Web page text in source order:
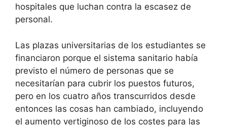
hospitales que luchan contra la escasez de
personal.
Las plazas universitarias de los estudiantes se
financiaron porque el sistema sanitario había
previsto el número de personas que se
necesitarían para cubrir los puestos futuros,
pero en los cuatro años transcurridos desde
entonces las cosas han cambiado, incluyendo
el aumento vertiginoso de los costes para las